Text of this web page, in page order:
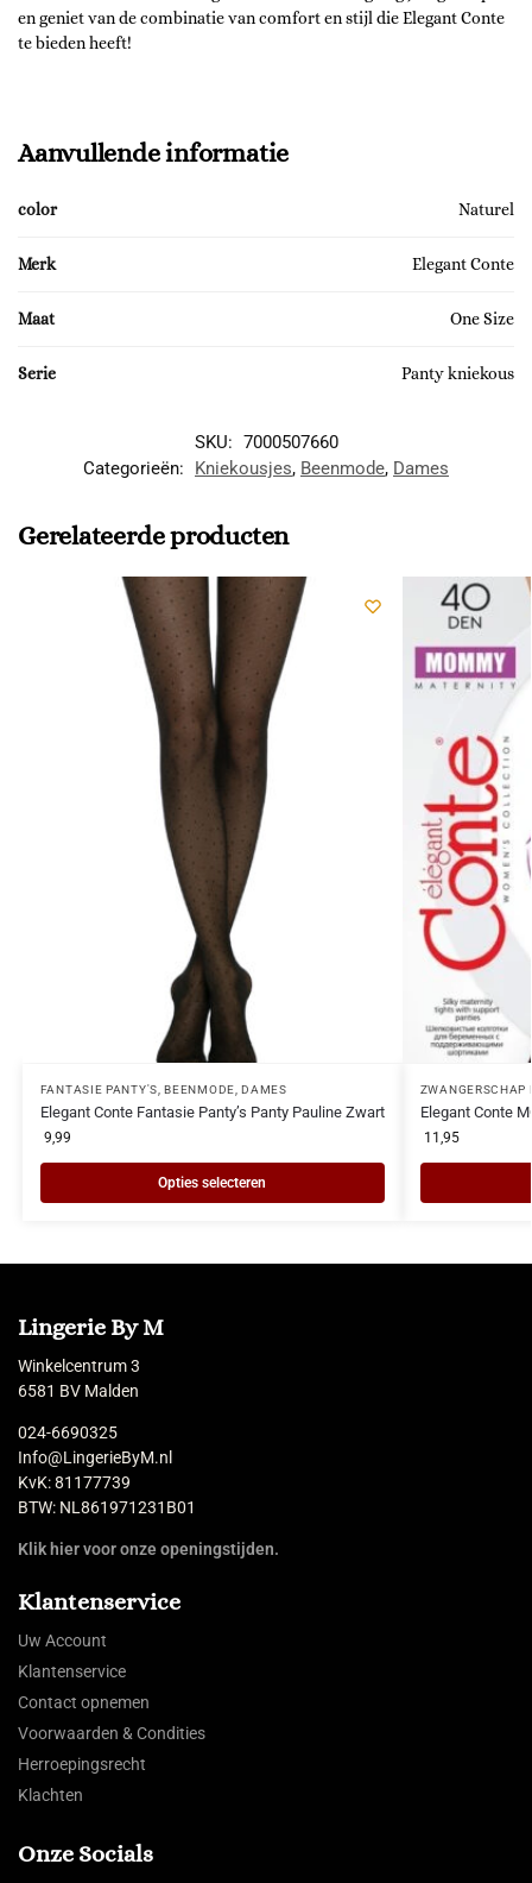
en geniet van de combinatie van comfort en stijl die Elegant Conte
te bieden heeft!
Aanvullende informatie
color Naturel
Merk Elegant Conte
Maat One Size
Serie Panty kniekous
SKU: 7000507660
Categorieën:
Kniekousjes, Beenmode, Dames
Gerelateerde producten
FANTASIE PANTY'S ,BEENMODE ,DAMES
Elegant Conte Fantasie Panty’s Panty Pauline Zwart
9,99
Opties selecteren
ZWANGERSCHAP
Elegant Conte
11,95
Lingerie By M
Winkelcentrum 3
6581 BV Malden
024-6690325
Info@LingerieByM.nl
KvK: 81177739
BTW: NL861971231B01
Klik hier voor onze openingstijden.
Klantenservice
Uw Account
Klantenservice
Contact opnemen
Voorwaarden & Condities
Herroepingsrecht
Klachten
Onze Socials